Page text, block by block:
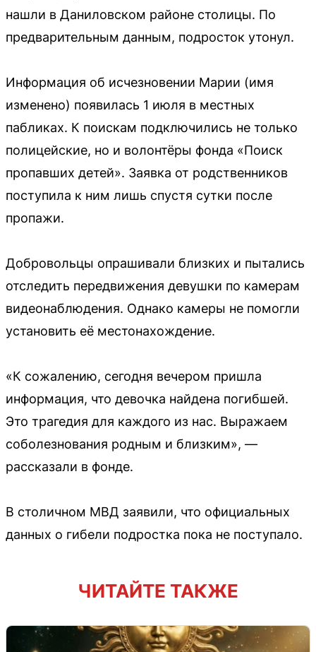
нашли в Даниловском районе столицы. По
предварительным данным, подросток утонул.
Информация об исчезновении Марии (имя
изменено) появилась 1 июля в местных
пабликах. К поискам подключились не только
полицейские, но и волонтёры фонда «Поиск
пропавших детей». Заявка от родственников
поступила к ним лишь спустя сутки после
пропажи.
Добровольцы опрашивали близких и пытались
отследить передвижения девушки по камерам
видеонаблюдения. Однако камеры не помогли
установить её местонахождение.
«К сожалению, сегодня вечером пришла
информация, что девочка найдена погибшей.
Это трагедия для каждого из нас. Выражаем
соболезнования родным и близким», —
рассказали в фонде.
В столичном МВД заявили, что официальных
данных о гибели подростка пока не поступало.
ЧИТАЙТЕ ТАКЖЕ